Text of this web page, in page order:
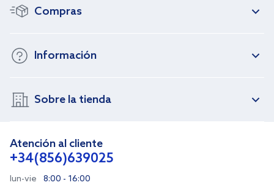
Compras
Información
Sobre la tienda
Atención al cliente
+34(856)639025
lun-vie 8:00 - 16:00